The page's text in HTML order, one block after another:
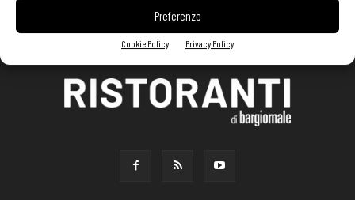
Preferenze
Cookie Policy Privacy Policy